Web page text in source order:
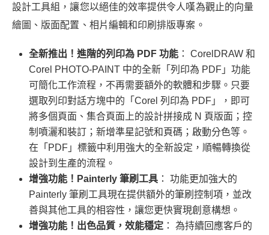
設計工具組，讓您以絕佳的效率提供令人嘆為觀止的向量
繪圖、版面配置、相片編輯和印刷排版專案。
全新推出！進階的列印為 PDF 功能 ： CorelDRAW 和
Corel PHOTO-PAINT 中的全新「列印為 PDF」功能
可簡化工作流程，不再需要額外的軟體和步驟。只要
選取列印對話方塊中的「Corel 列印為 PDF」，即可
將多個頁面、集合頁面上的設計拼接成 N 頁版面；控
制噴灑和裝訂；新增準星記號和頁碼；啟動分色等。
在「PDF」標籤中利用強大的全新設定，順暢轉換從
設計到生產的流程。
增強功能！Painterly 筆刷工具 ： 功能更加強大的
Painterly 筆刷工具現在提供額外的筆刷控制項，並改
善與其他工具的相容性，讓您更快實現創意構想。
增強功能！出色品質，效能穩定 ： 為持續回應客戶的